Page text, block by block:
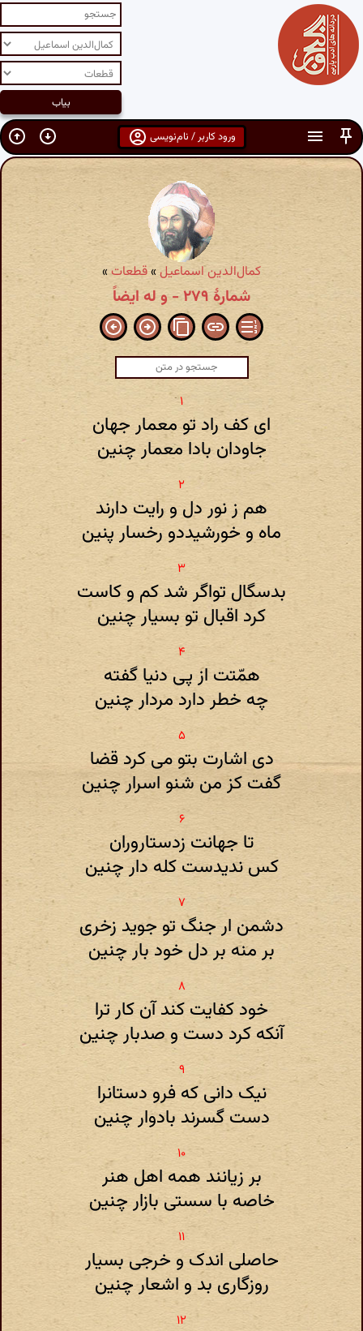
ورود کاربر / نام‌نویسی
کمال‌الدین اسماعیل»قطعات»
شمارهٔ ۲۷۹ - و له ایضاً
ای کف راد تو معمار جهان
جاودان بادا معمار چنین
هم ز نور دل و رایت دارند
ماه و خورشیددو رخسار پنین
بدسگال تواگر شد کم و کاست
کرد اقبال تو بسیار چنین
همّتت از پی دنیا گفته
چه خطر دارد مردار چنین
دی اشارت بتو می کرد قضا
گفت کز من شنو اسرار چنین
تا جهانت زدستاروران
کس ندیدست کله دار چنین
دشمن ار جنگ تو جوید زخری
بر منه بر دل خود بار چنین
خود کفایت کند آن کار ترا
آنکه کرد دست و صدبار چنین
نیک دانی که فرو دستانرا
دست گسرند بادوار چنین
بر زیانند همه اهل هنر
خاصه با سستی بازار چنین
حاصلی اندک و خرجی بسیار
روزگاری بد و اشعار چنین